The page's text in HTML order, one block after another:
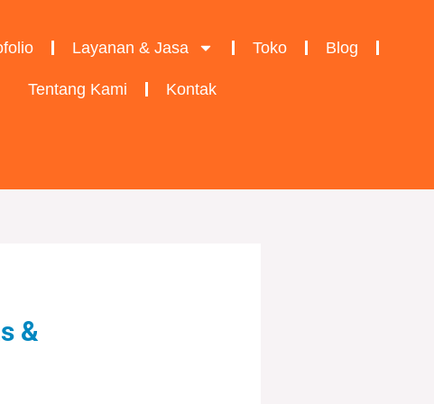
Layanan & Jasa Toko Blog
Tentang Kami Kontak
&